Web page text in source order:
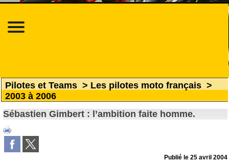
Pilotes et Teams > Les pilotes moto français >
2003 à 2006
Sébastien Gimbert : l’ambition faite homme.
Publié le25 avril 2004